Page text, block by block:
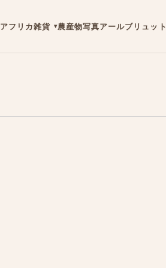
アフリカ雑貨 農産物写真アールブリュット